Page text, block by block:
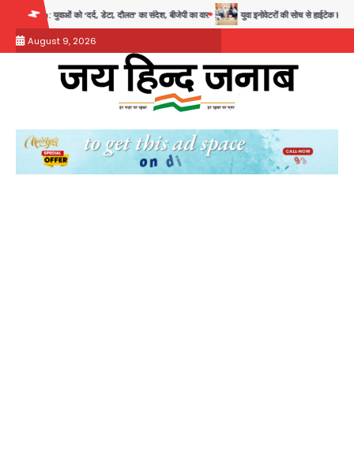
content
डेटा, दौलत’ का संदेश, बीजेपी का वार युवा इनोवेटरों की सोच से हाईटेक होगी दिल्ली पुलिस
August 9, 2026